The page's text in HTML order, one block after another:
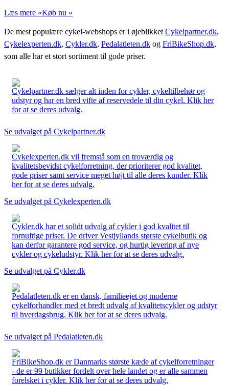
Læs mere »Køb nu »
De mest populære cykel-webshops er i øjeblikket Cykelpartner.dk,
Cykelexperten.dk, Cykler.dk, Pedalatleten.dk og FriBikeShop.dk,
som alle har et stort sortiment til gode priser.
Cykelpartner.dk sælger alt inden for cykler, cykeltilbehør og
udstyr og har en bred vifte af reservedele til din cykel. Klik her
for at se deres udvalg.
Se udvalget på Cykelpartner.dk
Cykelexperten.dk vil fremstå som en troværdig og
kvalitetsbevidst cykelforretning, der prioriterer god kvalitet,
gode priser samt service meget højt til alle deres kunder. Klik
her for at se deres udvalg.
Se udvalget på Cykelexperten.dk
Cykler.dk har et solidt udvalg af cykler i god kvalitet til
fornuftige priser. De driver Vestjyllands største cykelbutik og
kan derfor garantere god service, og hurtig levering af nye
cykler og cykeludstyr. Klik her for at se deres udvalg.
Se udvalget på Cykler.dk
Pedalatleten.dk er en dansk, familieejet og moderne
cykelforhandler med et bredt udvalg af kvalitetscykler og udstyr
til hverdagsbrug. Klik her for at se deres udvalg.
Se udvalget på Pedalatleten.dk
FriBikeShop.dk er Danmarks største kæde af cykelforretninger
- de er 99 butikker fordelt over hele landet og er alle sammen
forelsket i cykler. Klik her for at se deres udvalg.